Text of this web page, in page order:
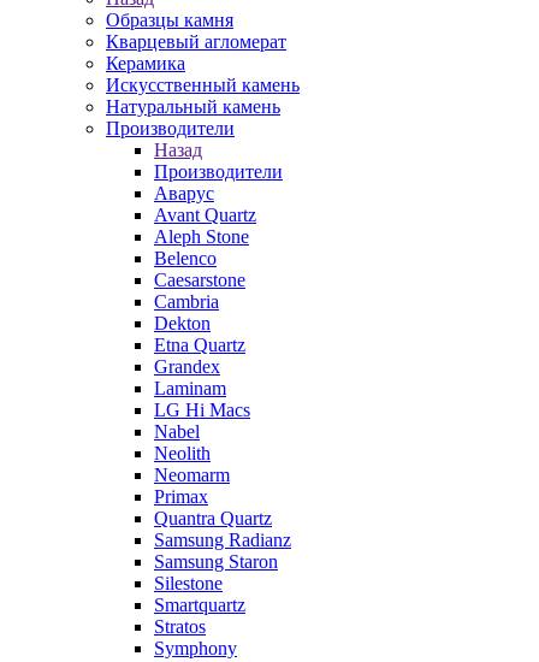
Образцы камня
Кварцевый агломерат
Керамика
Искусственный камень
Натуральный камень
Производители
Назад
Производители
Аварус
Avant Quartz
Aleph Stone
Belenco
Caesarstone
Cambria
Dekton
Etna Quartz
Grandex
Laminam
LG Hi Macs
Nabel
Neolith
Neomarm
Primax
Quantra Quartz
Samsung Radianz
Samsung Staron
Silestone
Smartquartz
Stratos
Symphony